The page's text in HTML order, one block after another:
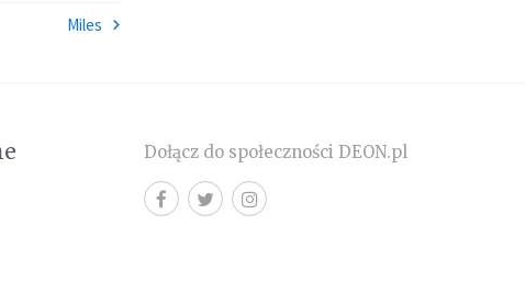
Miles
Dołącz do społeczności DEON.pl